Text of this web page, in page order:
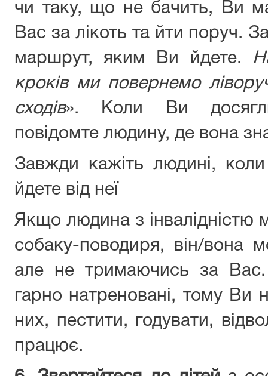
чи таку, що не бачить, Ви
Вас за лікоть та йти поруч.
маршрут, яким Ви йдете.
кроків ми повернемо
сходів». Коли Ви
повідомте людину, де вона
Завжди кажіть людині,
йдете від неї
Якщо людина з інвалідністю
собаку-поводиря, він/
але не тримаючись за
гарно натреновані, тому Ви
них, пестити, годувати,
працює.